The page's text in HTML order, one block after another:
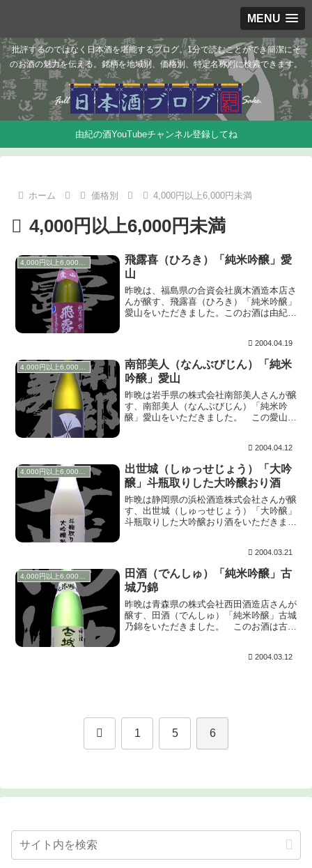
MENU
批評するのではなく日本酒を堪能するブログ。1分で読むことができ簡潔にそ
のお酒の魅力を伝える。銘柄を地域別、価格別、特定名称別に検索できます。
由紀の酒YouTubeチャンネル登録してね
ホーム 価格別 4,000円以上6,000円未満
4,000円以上6,000円未満
4,000円以上6,000円未満
飛露喜（ひろき）「純米吟醸」愛
山
昨晩は、福島県の合資会社廣木酒造本店さ
んが醸す、飛露喜（ひろき）「純米吟醸」
愛山をいただきました。このお酒は由紀の
♪ 上立ち香は非常にほんのりと香る程度
で、含むと...
2004.04.19
4,000円以上6,000円未満
南部美人（なんぶびじん）「純米
吟醸」愛山
昨晩は岩手県の株式会社南部美人さんが醸
す、南部美人（なんぶびじん）「純米吟
醸」愛山をいただきました。 この愛山と
どき上手、磯乃澤、東の麓、誉小桜、飛露
喜、獅子の里）...
2004.04.12
4,000円以上6,000円未満
出世城（しゅっせじょう）「大吟
醸」斗瓶取りした大吟醸おり酒
昨晩は静岡県の浜松酒造株式会社さんが醸
す、出世城（しゅっせじょう）「大吟醸」
斗瓶取りした大吟醸おり酒をいただきまし
ュっとやったところ、このお酒がもつ炭酸
で自然に混ざ...
2004.03.21
4,000円以上6,000円未満
田酒（でんしゅ）「純米吟醸」古
城乃錦
昨晩は青森県の株式会社西田酒造店さんが
醸す、田酒（でんしゅ）「純米吟醸」古城
乃錦をいただきました。 このお酒は古城
系50号」を交配させた酒造好適米だそう
2004.03.12
前 1 5 6